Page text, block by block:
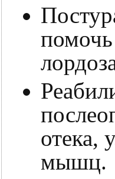
отека,
мышц.